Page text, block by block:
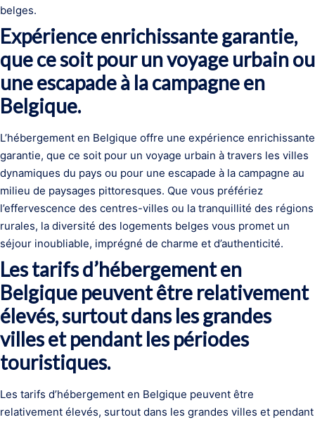
belges.
Expérience enrichissante garantie,
que ce soit pour un voyage urbain ou
une escapade à la campagne en
Belgique.
L’hébergement en Belgique offre une expérience enrichissante
garantie, que ce soit pour un voyage urbain à travers les villes
dynamiques du pays ou pour une escapade à la campagne au
milieu de paysages pittoresques. Que vous préfériez
l’effervescence des centres-villes ou la tranquillité des régions
rurales, la diversité des logements belges vous promet un
séjour inoubliable, imprégné de charme et d’authenticité.
Les tarifs d’hébergement en
Belgique peuvent être relativement
élevés, surtout dans les grandes
villes et pendant les périodes
touristiques.
Les tarifs d’hébergement en Belgique peuvent être
relativement élevés, surtout dans les grandes villes et pendant